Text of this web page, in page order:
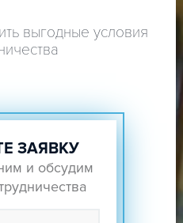
выгодные условия
ЗАЯВКУ
и обсудим